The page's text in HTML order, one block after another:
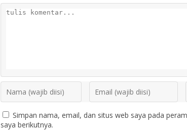
Simpan nama, email, dan situs web saya pada
saya berikutnya.